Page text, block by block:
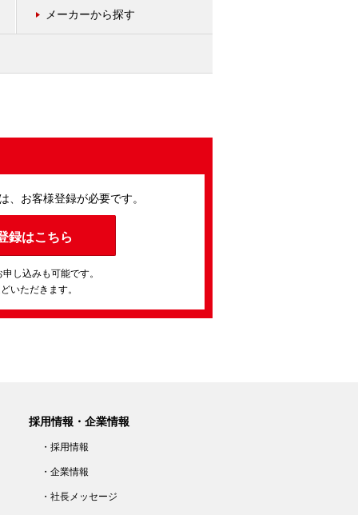
メーカーから探す
、お客様登録が必要です。
録はこちら
し込みも可能です。
いただきます。
採用情報・企業情報
・採用情報
・企業情報
・社長メッセージ